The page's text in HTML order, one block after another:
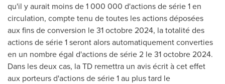
qu'il y aurait moins de 1 000 000 d'actions de série 1 en
circulation, compte tenu de toutes les actions déposées
aux fins de conversion le 31 octobre 2024, la totalité des
actions de série 1 seront alors automatiquement converties
en un nombre égal d'actions de série 2 le 31 octobre 2024.
Dans les deux cas, la TD remettra un avis écrit à cet effet
aux porteurs d'actions de série 1 au plus tard le